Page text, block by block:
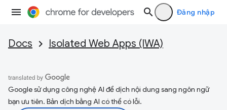
Đăng nhập
Docs Isolated Web Apps (IWA)
Google sử dụng công nghệ AI để dịch nội dung sang ngôn ngữ
bạn ưu tiên. Bản dịch bằng AI có thể có lỗi.